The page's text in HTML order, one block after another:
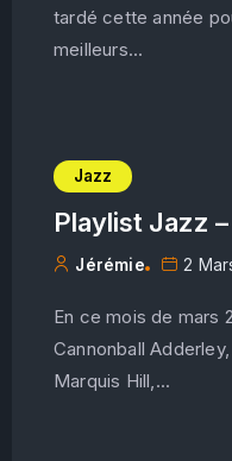
tardé cette année
meilleurs...
Jazz
Playlist Jazz
Jérémie 2
En ce mois de mars
Cannonball
Marquis Hill,...